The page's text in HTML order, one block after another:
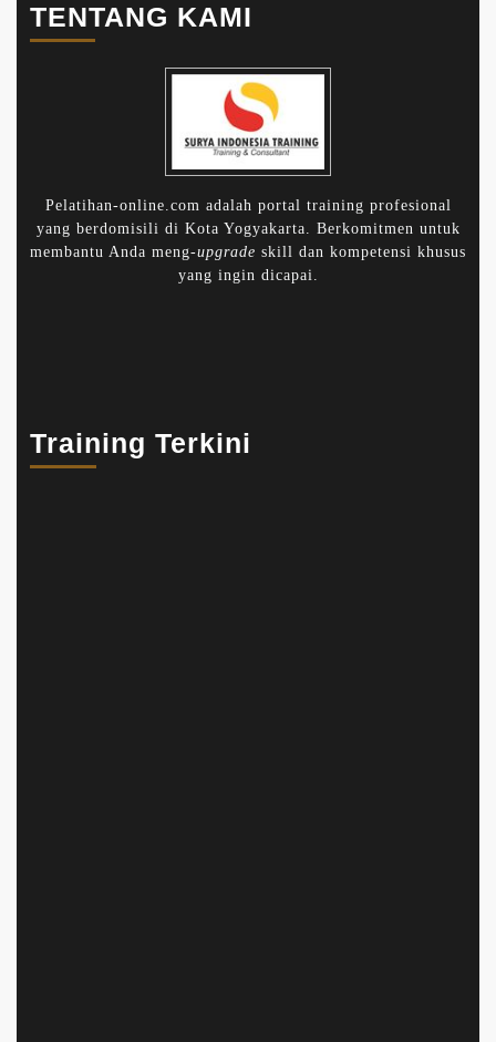
TENTANG KAMI
Pelatihan-online.com adalah portal training profesional
yang berdomisili di Kota Yogyakarta. Berkomitmen untuk
membantu Anda meng-upgrade skill dan kompetensi khusus
yang ingin dicapai.
Training Terkini